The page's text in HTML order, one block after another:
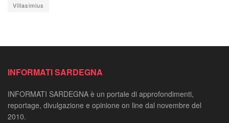
Villasimius
INFORMATI SARDEGNA
INFORMATI SARDEGNA è un portale di approfondimenti,
reportage, divulgazione e opinione on line dal novembre del
2010.